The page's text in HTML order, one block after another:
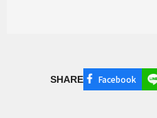
SHARE Facebook